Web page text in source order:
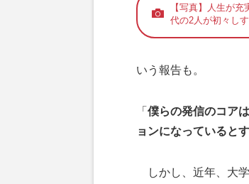
【写真】人生が
代の2人が初々しす
いう報告も。
「 僕らの発信のコア
ョンになっていると
しかし、近年、大学